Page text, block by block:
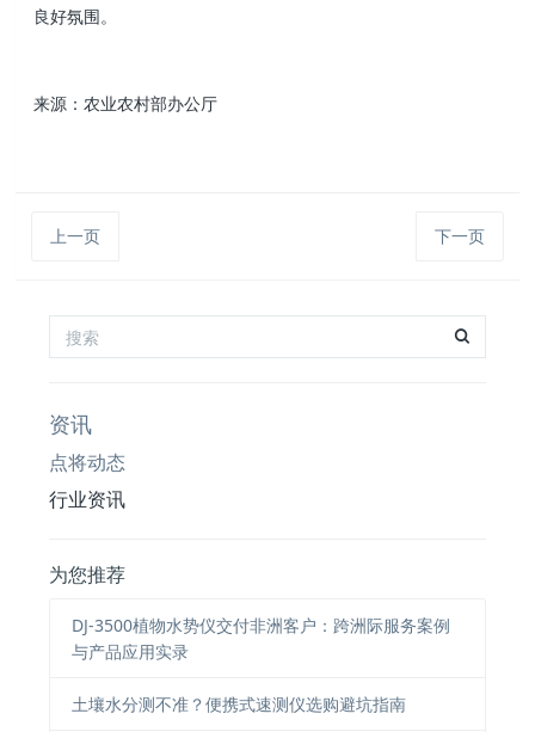
良好氛围。
来源： 农业农村部办公厅
上一页 下一页
资讯
点将动态
行业资讯
为您推荐
DJ-3500植物水势仪交付非洲客户：跨洲际服务案例
与产品应用实录
土壤水分测不准？便携式速测仪选购避坑指南